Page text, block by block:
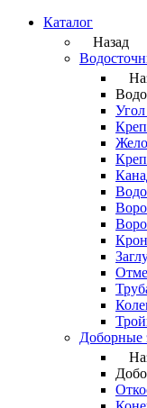
Каталог
Назад
Доборные